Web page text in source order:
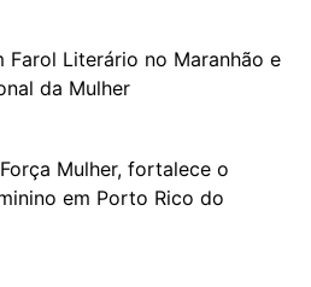
Farol Literário no Maranhão e
da Mulher
Mulher, fortalece o
em Porto Rico do